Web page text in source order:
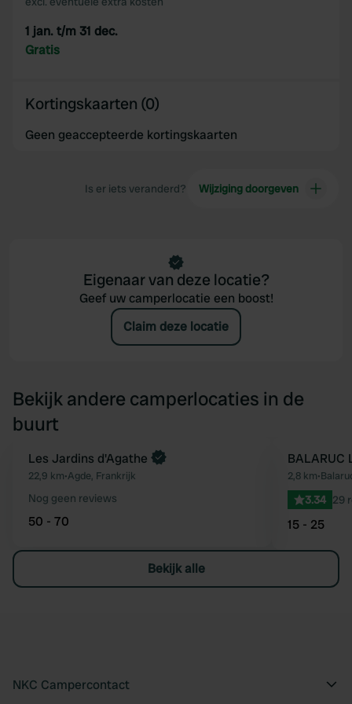
1 jan. t/m 31 dec.
Gratis
Kortingskaarten (0)
Geen geaccepteerde kortingskaarten
Is er iets veranderd? Wijziging doorgeven
Eigenaar van deze locatie?
Geef uw camperlocatie een boost!
Claim deze locatie
Bekijk andere camperlocaties in de
buurt
Favoriet
Les Jardins d'Agathe
22,9 km•Agde, Frankrijk
Nog geen reviews
50 - 70
BALARUC
2,8 km•
3.34 29
15 - 25
Bekijk alle
NKC Campercontact